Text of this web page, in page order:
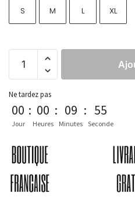
S M L XL
Ne tardez pas
00
Jour
: 00
Heures
: 09
Minutes
: 54
Seconde